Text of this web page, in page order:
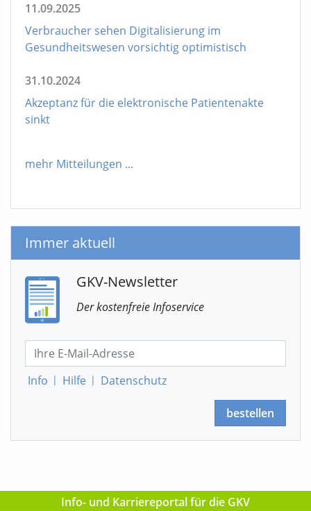
11.09.2025
Verbraucher sehen Digitalisierung im
Gesundheitswesen vorsichtig optimistisch
31.10.2024
Akzeptanz für die elektronische Patientenakte
sinkt
mehr Mitteilungen ...
Immer aktuell
GKV-Newsletter
Der kostenfreie Infoservice
Info | Hilfe | Datenschutz
bestellen
Info- und Karriereportal für die GKV